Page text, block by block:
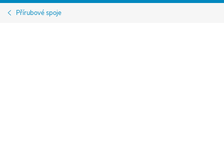
Přírubové spoje